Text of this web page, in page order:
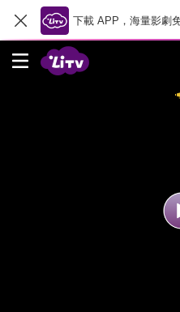
下載 APP，海量影劇